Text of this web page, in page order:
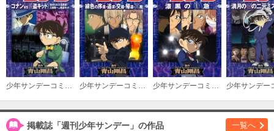
掲載誌「週刊少年サンデー」の作品 一覧へ